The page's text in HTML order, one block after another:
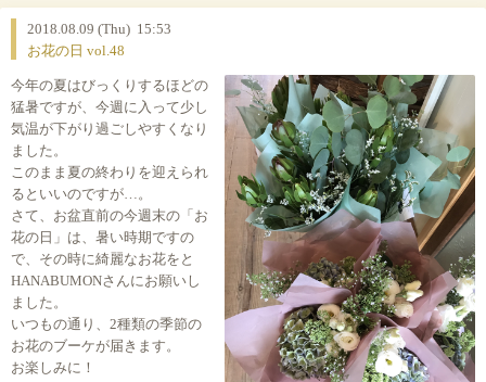
2018.08.09 (Thu) 15:53
お花の日 vol.48
今年の夏はびっくりするほどの
猛暑ですが、今週に入って少し
気温が下がり過ごしやすくなり
ました。
このまま夏の終わりを迎えられ
るといいのですが…。
さて、お盆直前の今週末の「お
花の日」は、暑い時期ですの
で、その時に綺麗なお花をと
HANABUMONさんにお願いし
ました。
いつもの通り、2種類の季節の
お花のブーケが届きます。
お楽しみに！